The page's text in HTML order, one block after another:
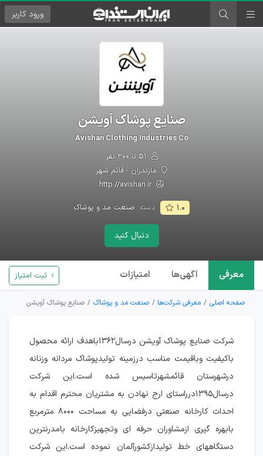
ورود کاربر
صنایع پوشاک آویشن
Avishan Clothing Industries Co
مازندران - قائم شهر
http://avishan.ir
۱.۰ دسته: صنعت مد و پوشاک
دنبال کنید
معرفی آگهی‌ها امتیازات ثبت امتیاز
صفحه اصلی معرفی شرکت‌ها صنعت مد و پوشاک صنایع پوشاک آویشن
شرکت صنایع پوشاک آویشن درسال۱۳۶۲باهدف ارائه محصول
باکیفیت وباقیمت مناسب درزمینه تولیدپوشاک مردانه وزنانه
درشهرستان قائمشهرتاسیس شده است.این شرکت
درسال۱۳۹۵درراستای ارج نهادن به مشتریان محترم اقدام به
احداث کارخانه صنعتی درفضایی به مساحت ۸۰۰۰ مترمربع
بابهره گیری ازمشاوران حرفه ای وتجهیزکارخانه بامدرنترین
دستگاههای خط تولیدازکشورآلمان نموده است.این شرکت